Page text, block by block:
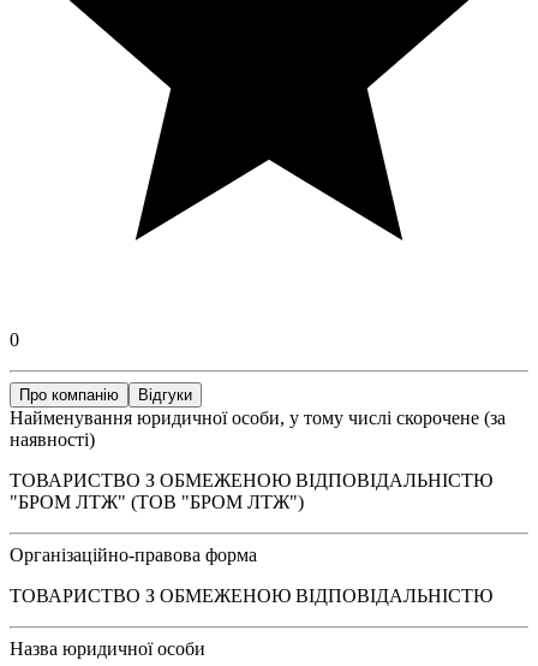
0
Про компанію Відгуки
Найменування юридичної особи, у тому числі скорочене (за
наявності)
ТОВАРИСТВО З ОБМЕЖЕНОЮ ВІДПОВІДАЛЬНІСТЮ
"БРОМ ЛТЖ" (ТОВ "БРОМ ЛТЖ")
Організаційно-правова форма
ТОВАРИСТВО З ОБМЕЖЕНОЮ ВІДПОВІДАЛЬНІСТЮ
Назва юридичної особи